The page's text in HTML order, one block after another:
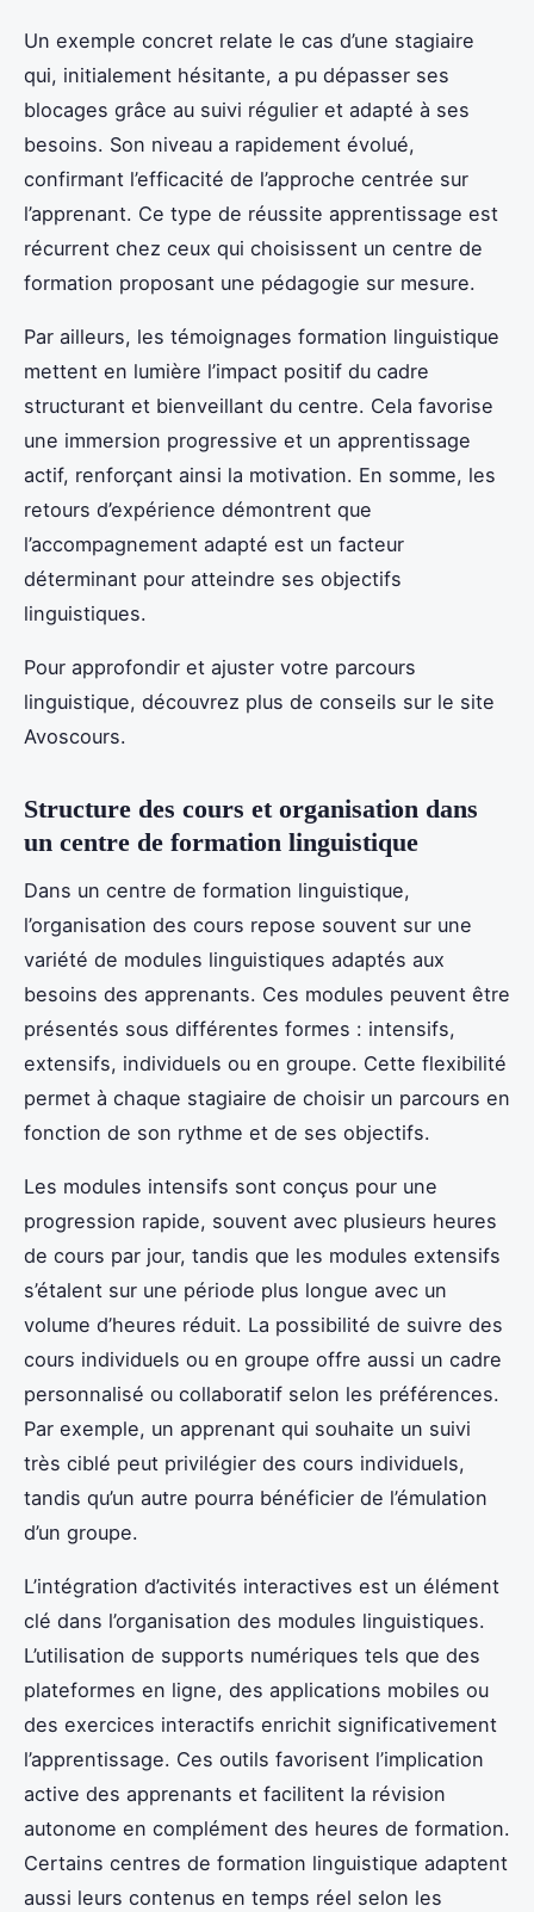
Un exemple concret relate le cas d’une stagiaire
qui, initialement hésitante, a pu dépasser ses
blocages grâce au suivi régulier et adapté à ses
besoins. Son niveau a rapidement évolué,
confirmant l’efficacité de l’approche centrée sur
l’apprenant. Ce type de réussite apprentissage est
récurrent chez ceux qui choisissent un centre de
formation proposant une pédagogie sur mesure.
Par ailleurs, les témoignages formation linguistique
mettent en lumière l’impact positif du cadre
structurant et bienveillant du centre. Cela favorise
une immersion progressive et un apprentissage
actif, renforçant ainsi la motivation. En somme, les
retours d’expérience démontrent que
l’accompagnement adapté est un facteur
déterminant pour atteindre ses objectifs
linguistiques.
Pour approfondir et ajuster votre parcours
linguistique, découvrez plus de conseils sur le site
Avoscours.
Structure des cours et organisation dans
un centre de formation linguistique
Dans un centre de formation linguistique,
l’organisation des cours repose souvent sur une
variété de modules linguistiques adaptés aux
besoins des apprenants. Ces modules peuvent être
présentés sous différentes formes : intensifs,
extensifs, individuels ou en groupe. Cette flexibilité
permet à chaque stagiaire de choisir un parcours en
fonction de son rythme et de ses objectifs.
Les modules intensifs sont conçus pour une
progression rapide, souvent avec plusieurs heures
de cours par jour, tandis que les modules extensifs
s’étalent sur une période plus longue avec un
volume d’heures réduit. La possibilité de suivre des
cours individuels ou en groupe offre aussi un cadre
personnalisé ou collaboratif selon les préférences.
Par exemple, un apprenant qui souhaite un suivi
très ciblé peut privilégier des cours individuels,
tandis qu’un autre pourra bénéficier de l’émulation
d’un groupe.
L’intégration d’activités interactives est un élément
clé dans l’organisation des modules linguistiques.
L’utilisation de supports numériques tels que des
plateformes en ligne, des applications mobiles ou
des exercices interactifs enrichit significativement
l’apprentissage. Ces outils favorisent l’implication
active des apprenants et facilitent la révision
autonome en complément des heures de formation.
Certains centres de formation linguistique adaptent
aussi leurs contenus en temps réel selon les